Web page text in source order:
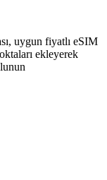
uygun fiyatlı eSIM
ekleyerek